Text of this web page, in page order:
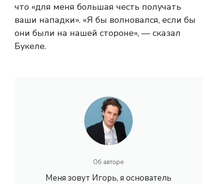
что «для меня большая честь получать
ваши нападки». «Я бы волновался, если бы
они были на нашей стороне», — сказал
Букеле.
Об авторе
Меня зовут Игорь, я основатель